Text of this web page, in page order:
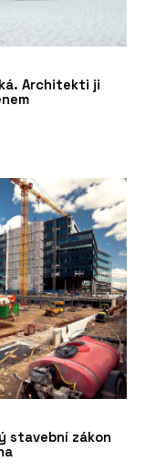
Architekti ji
stavební zákon